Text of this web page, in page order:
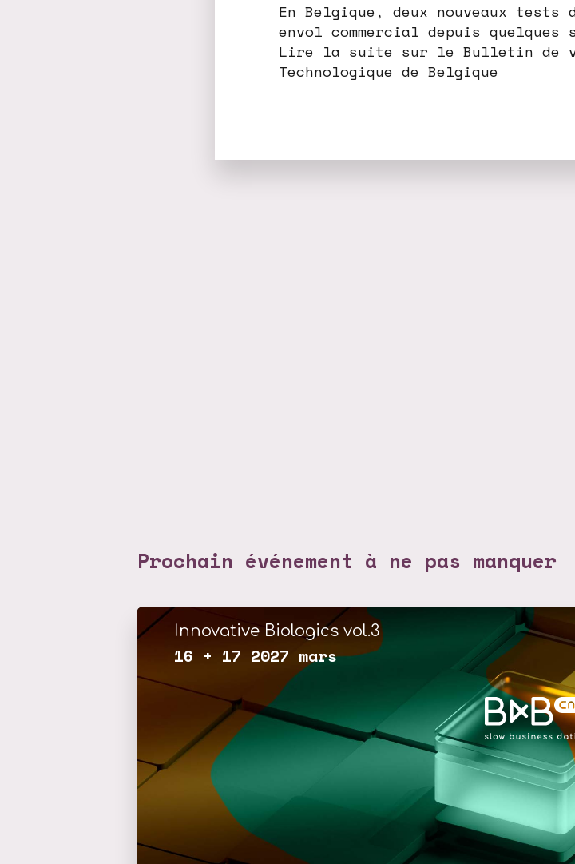
En Belgique, deux nouveaux tests
envol commercial depuis quelques
Lire la suite sur le Bulletin de
Technologique de Belgique
Prochain événement à ne pas manquer
Innovative Biologics vol.3
16 + 17 2027 mars